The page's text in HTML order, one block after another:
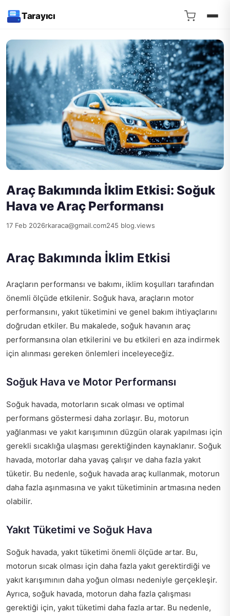
Tarayıcı
Araç Bakımında İklim Etkisi: Soğuk
Hava ve Araç Performansı
17 Feb 2026rkaraca@gmail.com245 blog.views
Araç Bakımında İklim Etkisi
Araçların performansı ve bakımı, iklim koşulları tarafından
önemli ölçüde etkilenir. Soğuk hava, araçların motor
performansını, yakıt tüketimini ve genel bakım ihtiyaçlarını
doğrudan etkiler. Bu makalede, soğuk havanın araç
performansına olan etkilerini ve bu etkileri en aza indirmek
için alınması gereken önlemleri inceleyeceğiz.
Soğuk Hava ve Motor Performansı
Soğuk havada, motorların sıcak olması ve optimal
performans göstermesi daha zorlaşır. Bu, motorun
yağlanması ve yakıt karışımının düzgün olarak yapılması için
gerekli sıcaklığa ulaşması gerektiğinden kaynaklanır. Soğuk
havada, motorlar daha yavaş çalışır ve daha fazla yakıt
tüketir. Bu nedenle, soğuk havada araç kullanmak, motorun
daha fazla aşınmasına ve yakıt tüketiminin artmasına neden
olabilir.
Yakıt Tüketimi ve Soğuk Hava
Soğuk havada, yakıt tüketimi önemli ölçüde artar. Bu,
motorun sıcak olması için daha fazla yakıt gerektirdiği ve
yakıt karışımının daha yoğun olması nedeniyle gerçekleşir.
Ayrıca, soğuk havada, motorun daha fazla çalışması
gerektiği için, yakıt tüketimi daha fazla artar. Bu nedenle,